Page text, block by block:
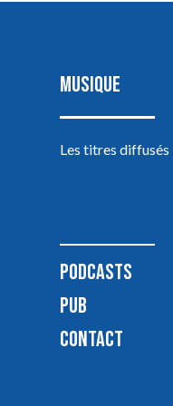
MUSIQUE
Les titres diffusés
PODCASTS
PUB
CONTACT